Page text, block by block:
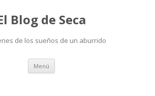
Blog de Seca
de los sueños de un aburrido
Menú Ir
contenido